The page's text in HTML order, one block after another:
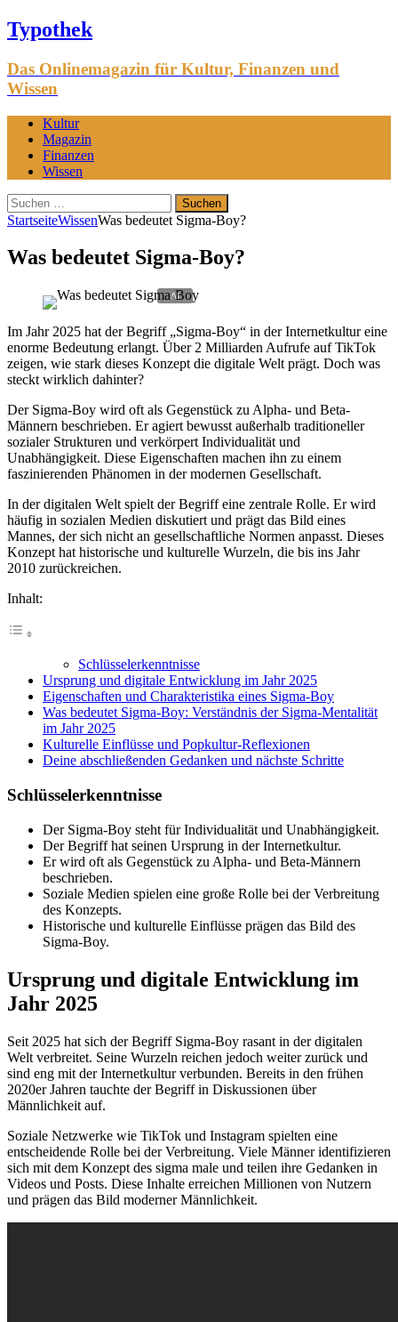
Typothek
Das Onlinemagazin für Kultur, Finanzen und
Wissen
Kultur
Magazin
Finanzen
Wissen
Suchen
nach:
StartseiteWissenWas bedeutet Sigma-Boy?
Was bedeutet Sigma-Boy?
Im Jahr 2025 hat der Begriff „Sigma-Boy“ in der Internetkultur eine
enorme Bedeutung erlangt. Über 2 Milliarden Aufrufe auf TikTok
zeigen, wie stark dieses Konzept die digitale Welt prägt. Doch was
steckt wirklich dahinter?
Der Sigma-Boy wird oft als Gegenstück zu Alpha- und Beta-
Männern beschrieben. Er agiert bewusst außerhalb traditioneller
sozialer Strukturen und verkörpert Individualität und
Unabhängigkeit. Diese Eigenschaften machen ihn zu einem
faszinierenden Phänomen in der modernen Gesellschaft.
In der digitalen Welt spielt der Begriff eine zentrale Rolle. Er wird
häufig in sozialen Medien diskutiert und prägt das Bild eines
Mannes, der sich nicht an gesellschaftliche Normen anpasst. Dieses
Konzept hat historische und kulturelle Wurzeln, die bis ins Jahr
2010 zurückreichen.
Inhalt:
Schlüsselerkenntnisse
Ursprung und digitale Entwicklung im Jahr 2025
Eigenschaften und Charakteristika eines Sigma-Boy
Was bedeutet Sigma-Boy: Verständnis der Sigma-Mentalität
im Jahr 2025
Kulturelle Einflüsse und Popkultur-Reflexionen
Deine abschließenden Gedanken und nächste Schritte
Schlüsselerkenntnisse
Der Sigma-Boy steht für Individualität und Unabhängigkeit.
Der Begriff hat seinen Ursprung in der Internetkultur.
Er wird oft als Gegenstück zu Alpha- und Beta-Männern
beschrieben.
Soziale Medien spielen eine große Rolle bei der Verbreitung
des Konzepts.
Historische und kulturelle Einflüsse prägen das Bild des
Sigma-Boy.
Ursprung und digitale Entwicklung im
Jahr 2025
Seit 2025 hat sich der Begriff Sigma-Boy rasant in der digitalen
Welt verbreitet. Seine Wurzeln reichen jedoch weiter zurück und
sind eng mit der Internetkultur verbunden. Bereits in den frühen
2020er Jahren tauchte der Begriff in Diskussionen über
Männlichkeit auf.
Soziale Netzwerke wie TikTok und Instagram spielten eine
entscheidende Rolle bei der Verbreitung. Viele Männer identifizieren
sich mit dem Konzept des sigma male und teilen ihre Gedanken in
Videos und Posts. Diese Inhalte erreichen Millionen von Nutzern
und prägen das Bild moderner Männlichkeit.